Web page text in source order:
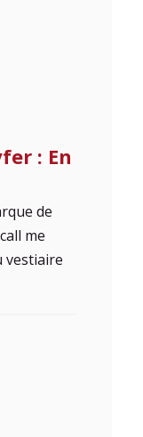
: En
de
me
vestiaire